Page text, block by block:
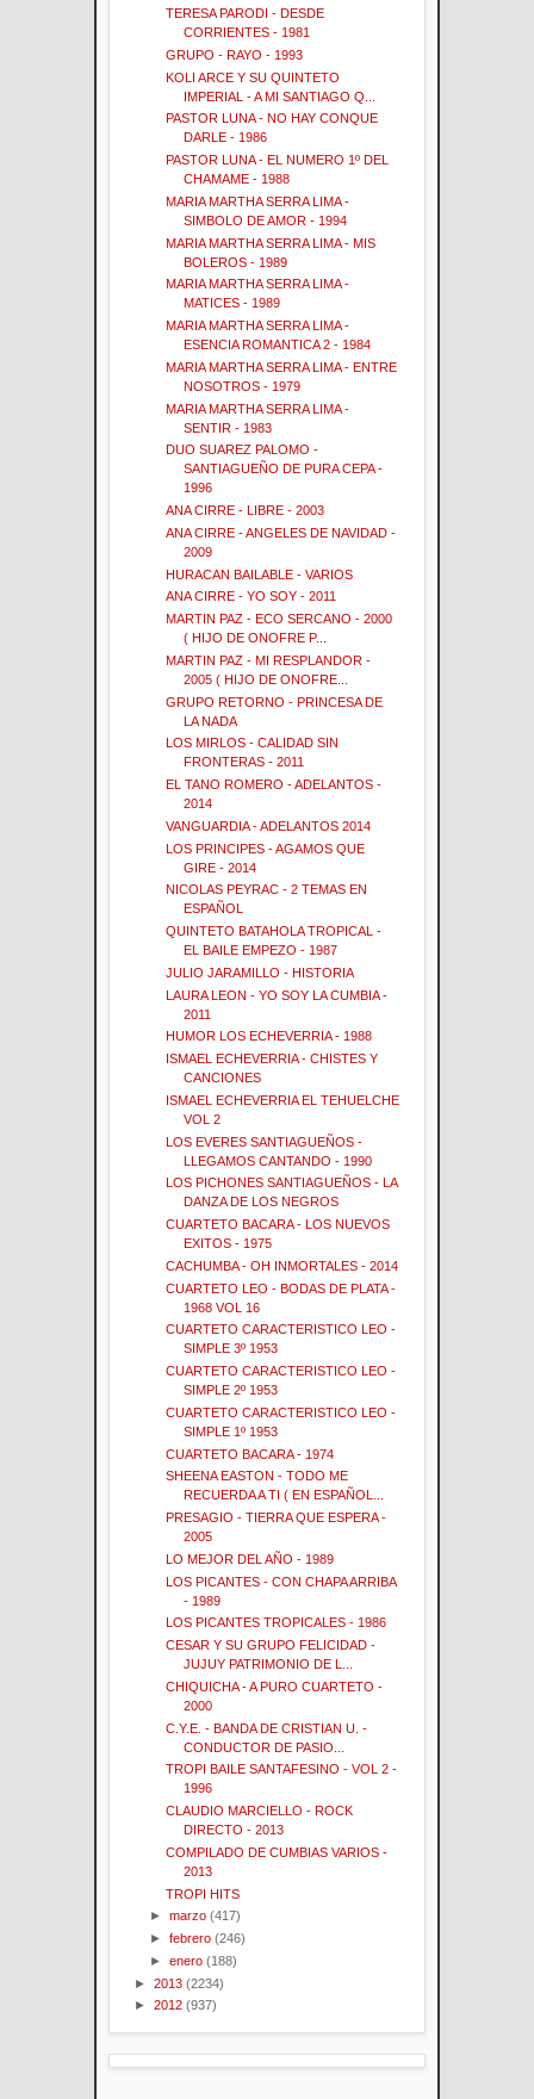
TERESA PARODI - DESDE
CORRIENTES - 1981
GRUPO - RAYO - 1993
KOLI ARCE Y SU QUINTETO
IMPERIAL - A MI SANTIAGO Q...
PASTOR LUNA - NO HAY CONQUE
DARLE - 1986
PASTOR LUNA - EL NUMERO 1º DEL
CHAMAME - 1988
MARIA MARTHA SERRA LIMA -
SIMBOLO DE AMOR - 1994
MARIA MARTHA SERRA LIMA - MIS
BOLEROS - 1989
MARIA MARTHA SERRA LIMA -
MATICES - 1989
MARIA MARTHA SERRA LIMA -
ESENCIA ROMANTICA 2 - 1984
MARIA MARTHA SERRA LIMA - ENTRE
NOSOTROS - 1979
MARIA MARTHA SERRA LIMA -
SENTIR - 1983
DUO SUAREZ PALOMO -
SANTIAGUEÑO DE PURA CEPA -
1996
ANA CIRRE - LIBRE - 2003
ANA CIRRE - ANGELES DE NAVIDAD -
2009
HURACAN BAILABLE - VARIOS
ANA CIRRE - YO SOY - 2011
MARTIN PAZ - ECO SERCANO - 2000
( HIJO DE ONOFRE P...
MARTIN PAZ - MI RESPLANDOR -
2005 ( HIJO DE ONOFRE...
GRUPO RETORNO - PRINCESA DE
LA NADA
LOS MIRLOS - CALIDAD SIN
FRONTERAS - 2011
EL TANO ROMERO - ADELANTOS -
2014
VANGUARDIA - ADELANTOS 2014
LOS PRINCIPES - AGAMOS QUE
GIRE - 2014
NICOLAS PEYRAC - 2 TEMAS EN
ESPAÑOL
QUINTETO BATAHOLA TROPICAL -
EL BAILE EMPEZO - 1987
JULIO JARAMILLO - HISTORIA
LAURA LEON - YO SOY LA CUMBIA -
2011
HUMOR LOS ECHEVERRIA - 1988
ISMAEL ECHEVERRIA - CHISTES Y
CANCIONES
ISMAEL ECHEVERRIA EL TEHUELCHE
VOL 2
LOS EVERES SANTIAGUEÑOS -
LLEGAMOS CANTANDO - 1990
LOS PICHONES SANTIAGUEÑOS - LA
DANZA DE LOS NEGROS
CUARTETO BACARA - LOS NUEVOS
EXITOS - 1975
CACHUMBA - OH INMORTALES - 2014
CUARTETO LEO - BODAS DE PLATA -
1968 VOL 16
CUARTETO CARACTERISTICO LEO -
SIMPLE 3º 1953
CUARTETO CARACTERISTICO LEO -
SIMPLE 2º 1953
CUARTETO CARACTERISTICO LEO -
SIMPLE 1º 1953
CUARTETO BACARA - 1974
SHEENA EASTON - TODO ME
RECUERDA A TI ( EN ESPAÑOL...
PRESAGIO - TIERRA QUE ESPERA -
2005
LO MEJOR DEL AÑO - 1989
LOS PICANTES - CON CHAPA ARRIBA
- 1989
LOS PICANTES TROPICALES - 1986
CESAR Y SU GRUPO FELICIDAD -
JUJUY PATRIMONIO DE L...
CHIQUICHA - A PURO CUARTETO -
2000
C.Y.E. - BANDA DE CRISTIAN U. -
CONDUCTOR DE PASIO...
TROPI BAILE SANTAFESINO - VOL 2 -
1996
CLAUDIO MARCIELLO - ROCK
DIRECTO - 2013
COMPILADO DE CUMBIAS VARIOS -
2013
TROPI HITS
►marzo (417)
►febrero (246)
►enero (188)
► 2013 (2234)
► 2012 (937)